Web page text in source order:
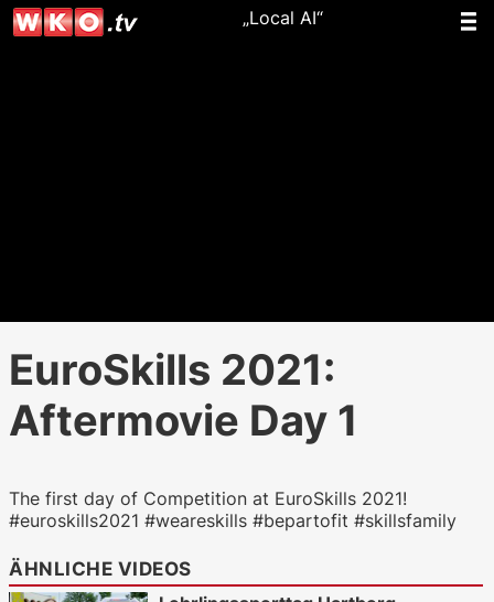
„Local AI“
EuroSkills 2021:
Aftermovie Day 1
The first day of Competition at EuroSkills 2021!
#euroskills2021 #weareskills #bepartofit #skillsfamily
ÄHNLICHE VIDEOS